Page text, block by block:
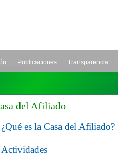
Publicaciones Transparencia
del Afiliado
¿Qué es la Casa del Afiliado?
Actividades